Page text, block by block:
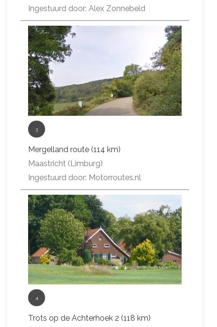
Ingestuurd door: Alex Zonnebeld
3
Mergelland route (114 km)
Maastricht (Limburg)
Ingestuurd door: Motorroutes.nl
4
Trots op de Achterhoek 2 (118 km)